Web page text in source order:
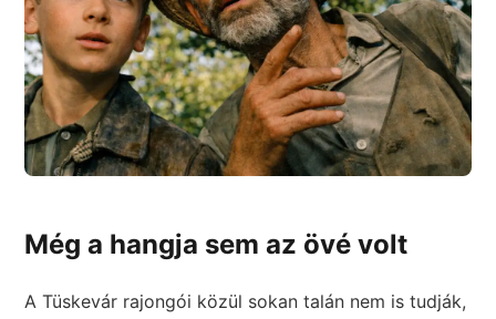
Még a hangja sem az övé volt
A Tüskevár rajongói közül sokan talán nem is tudják,